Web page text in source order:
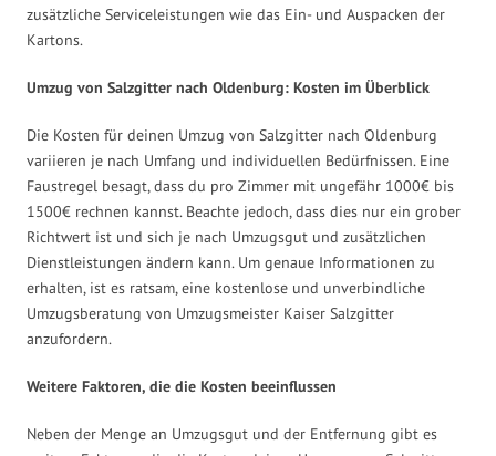
zusätzliche Serviceleistungen wie das Ein- und Auspacken der
Kartons.
Umzug von Salzgitter nach Oldenburg: Kosten im Überblick
Die Kosten für deinen Umzug von Salzgitter nach Oldenburg
variieren je nach Umfang und individuellen Bedürfnissen. Eine
Faustregel besagt, dass du pro Zimmer mit ungefähr 1000€ bis
1500€ rechnen kannst. Beachte jedoch, dass dies nur ein grober
Richtwert ist und sich je nach Umzugsgut und zusätzlichen
Dienstleistungen ändern kann. Um genaue Informationen zu
erhalten, ist es ratsam, eine kostenlose und unverbindliche
Umzugsberatung von Umzugsmeister Kaiser Salzgitter
anzufordern.
Weitere Faktoren, die die Kosten beeinflussen
Neben der Menge an Umzugsgut und der Entfernung gibt es